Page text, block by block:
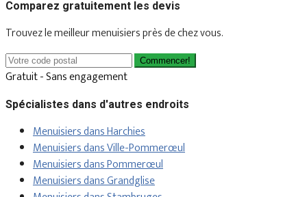
Comparez gratuitement les devis
Trouvez le meilleur menuisiers près de chez vous.
Commencer!
Gratuit - Sans engagement
Spécialistes dans d'autres endroits
Menuisiers dans Harchies
Menuisiers dans Ville-Pommerœul
Menuisiers dans Pommerœul
Menuisiers dans Grandglise